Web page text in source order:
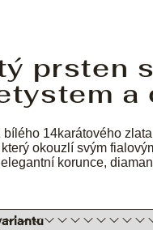
prsten
a
bílého 14karátového
okouzlí svým
korunce,